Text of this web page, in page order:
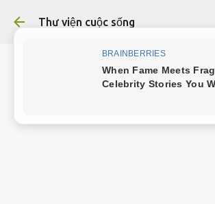
Chuyển đến nội dung chính
Thư viện cuộc sống